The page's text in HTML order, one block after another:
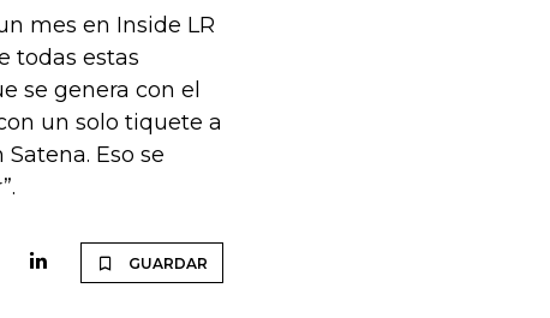
mes en Inside LR
todas estas
se genera con el
un solo tiquete a
Eso se
GUARDAR